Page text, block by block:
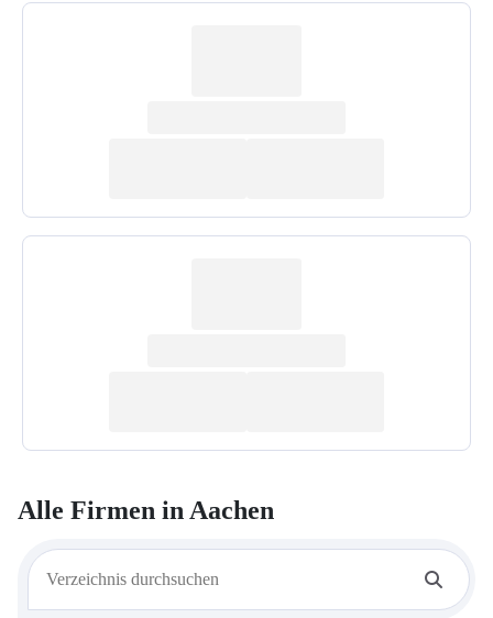
Alle Firmen inAachen